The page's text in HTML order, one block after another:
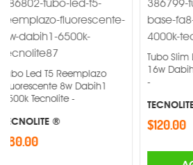
Reemplazo
8w Dabih1
-
®
Tubo Slim Led T5
16w Dabih2 4000k
-
TECNOLITE ®